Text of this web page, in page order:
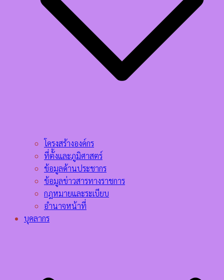
โครงสร้างองค์กร
ที่ตั้งและภูมิศาสตร์
ข้อมูลด้านประชากร
ข้อมูลข่าวสารทางราชการ
กฎหมายและระเบียบ
อำนาจหน้าที่
บุคลากร